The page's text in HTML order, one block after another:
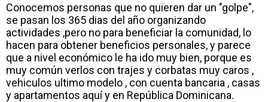
Conocemos personas que no quieren dar un "golpe",
se pasan los 365 dias del año organizando
actividades ,pero no para beneficiar la comunidad, lo
hacen para obtener beneficios personales, y parece
que a nivel económico le ha ido muy bien, porque es
muy común verlos con trajes y corbatas muy caros ,
vehiculos ultimo modelo , con cuenta bancaria , casas
y apartamentos aquí y en República Dominicana.